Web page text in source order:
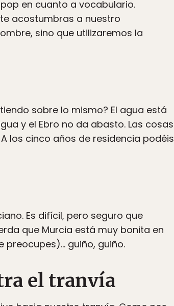
en cuanto a vocabulario.
acostumbras a nuestro
sino que utilizaremos la
sobre lo mismo? El agua está
y el Ebro no da abasto. Las cosas
los cinco años de residencia podéis
Es difícil, pero seguro que
que Murcia está muy bonita en
guiño, guiño.
el tranvía